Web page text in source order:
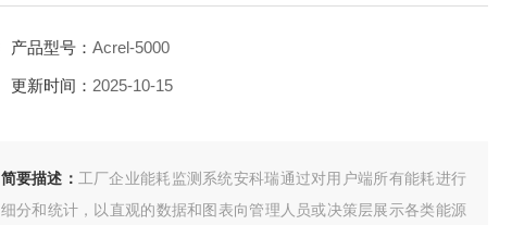
产品型号： Acrel-5000
更新时间： 2025-10-15
简要描述： 工厂企业能耗监测系统安科瑞通过对用户端所有能耗进行
细分和统计，以直观的数据和图表向管理人员或决策层展示各类能源